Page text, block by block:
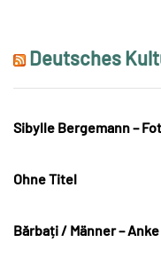
Deutsches
Sibylle Bergemann –
Ohne Titel
Bărbați / Männer –